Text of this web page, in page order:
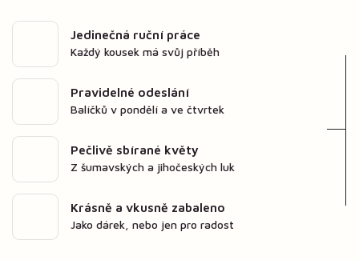
Jedinečná ruční práce
Každý kousek má svůj příběh
Pravidelné odeslání
Balíčků v pondělí a ve čtvrtek
Pečlivě sbírané květy
Z šumavských a jihočeských luk
Krásně a vkusně zabaleno
Jako dárek, nebo jen pro radost